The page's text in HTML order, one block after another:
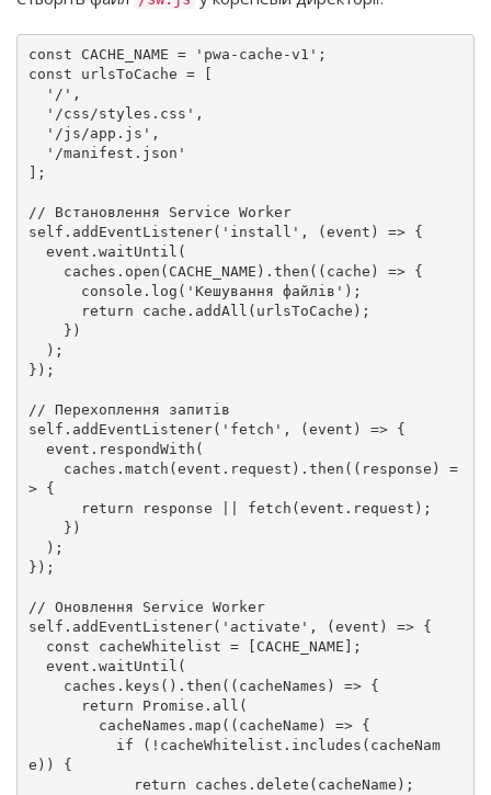
const CACHE_NAME = 'pwa-cache-v1'
const urlsToCache = [
'/' ,
'/css/styles.css' ,
'/js/app.js' ,
'/manifest.json'
];
// Встановлення Service Worker
self. addEventListener( 'install' , ( event ) => {
  event.
waitUntil (
    caches.
open ( CACHE_NAME ). then ( ( cache ) => {
console . log ( 'Кешування файлів' );
return cache. addAll (urlsToCache);
});
// Перехоплення запитів
self. addEventListener( 'fetch' , ( event ) => {
  event.
respondWith (
    caches.
match (event. request ). then ( ( response ) =
> {
return response || fetch (event. request );
});
// Оновлення Service Worker
self. addEventListener( 'activate' , ( event ) => {
const cacheWhitelist = [ CACHE_NAME ];
  event.
waitUntil (
    caches.
keys (). then ( ( cacheNames ) => {
return
Promise . all (
        cacheNames.
map ( ( cacheName ) => {
if (!cacheWhitelist. includes (cacheNam
e)) {
return caches. delete (cacheName);